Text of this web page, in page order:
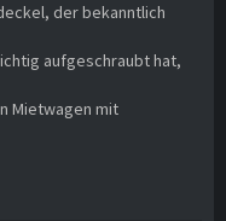
der bekanntlich
aufgeschraubt hat,
Mietwagen mit